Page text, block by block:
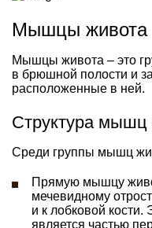
Мышцы живота
Мышцы живота – это
в брюшной полости и
расположенные в ней.
Структура мышц
Среди группы мышц
Прямую мышцу
мечевидному
и к лобковой
является частью